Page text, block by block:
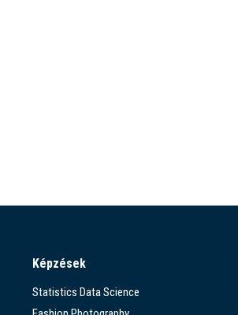
Képzések
Statistics Data Science